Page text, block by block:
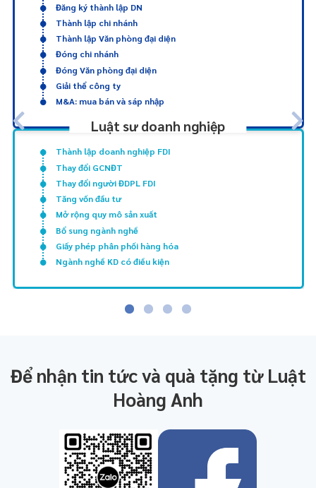
Đăng ký thành lập DN
Thành lập chi nhánh
Thành lập Văn phòng đại diện
Đóng chi nhánh
Đóng Văn phòng đại diện
Giải thể công ty
M&A: mua bán và sáp nhập
Luật sư doanh nghiệp
Thành lập doanh nghiệp FDI
Thay đổi GCNĐT
Thay đổi người ĐDPL FDI
Tăng vốn đầu tư
Mở rộng quy mô sản xuất
Bổ sung ngành nghề
Giấy phép phân phối hàng hóa
Ngành nghề KD có điều kiện
Để nhận tin tức và quà tặng từ Luật
Hoàng Anh